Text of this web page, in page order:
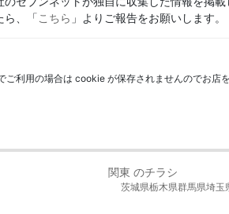
ら、「こちら 」よりご報告をお願いします。
利用の場合は cookie が保存されませんのでお店
関東 のチラシ
茨城県栃木県群馬県埼玉